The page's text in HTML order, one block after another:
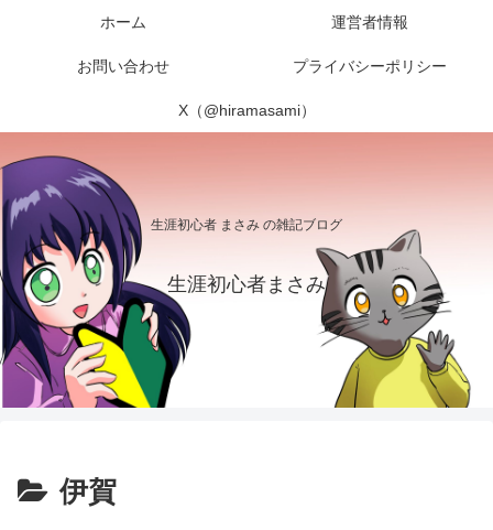
生涯初心者 まさみ の雑記ブログ
生涯初心者まさみ
ホーム 運営者情報
お問い合わせ プライバシーポリシー
X（@hiramasami）
伊賀